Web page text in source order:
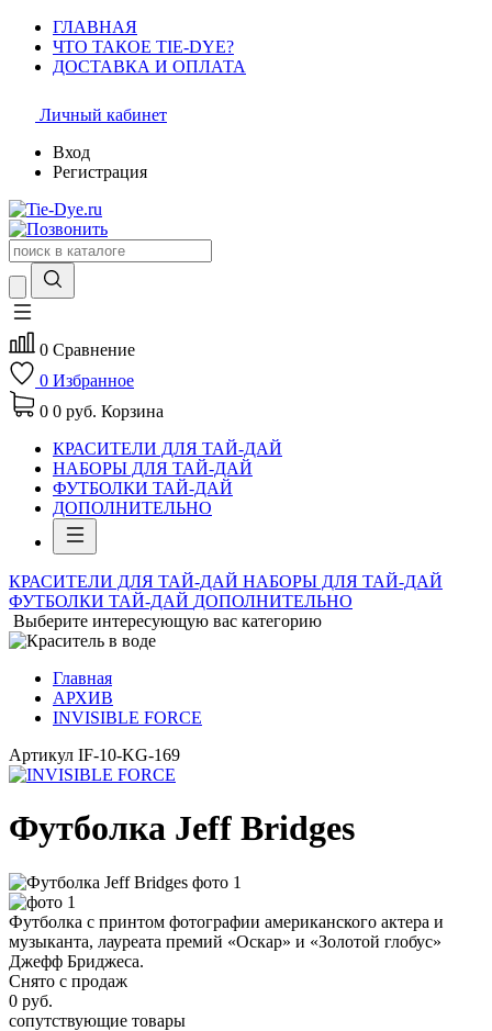
ГЛАВНАЯ
ЧТО ТАКОЕ TIE-DYE?
ДОСТАВКА И ОПЛАТА
Личный кабинет
Вход
Регистрация
0 Сравнение
0 Избранное
0 0 руб. Корзина
КРАСИТЕЛИ ДЛЯ ТАЙ-ДАЙ
НАБОРЫ ДЛЯ ТАЙ-ДАЙ
ФУТБОЛКИ ТАЙ-ДАЙ
ДОПОЛНИТЕЛЬНО
КРАСИТЕЛИ ДЛЯ ТАЙ-ДАЙ НАБОРЫ ДЛЯ ТАЙ-ДАЙ
ФУТБОЛКИ ТАЙ-ДАЙ ДОПОЛНИТЕЛЬНО
Выберите интересующую вас категорию
Главная
АРХИВ
INVISIBLE FORCE
Артикул IF-10-KG-169
Футболка Jeff Bridges
Футболка с принтом фотографии американского актера и
музыканта, лауреата премий «Оскар» и «Золотой глобус»
Джефф Бриджеса.
Снято с продаж
0 руб.
сопутствующие товары